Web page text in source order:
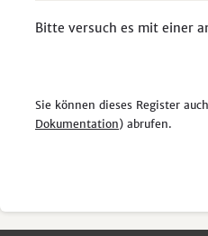
Bitte versuch es mit einer
Sie können dieses Register
Dokumentation) abrufen.